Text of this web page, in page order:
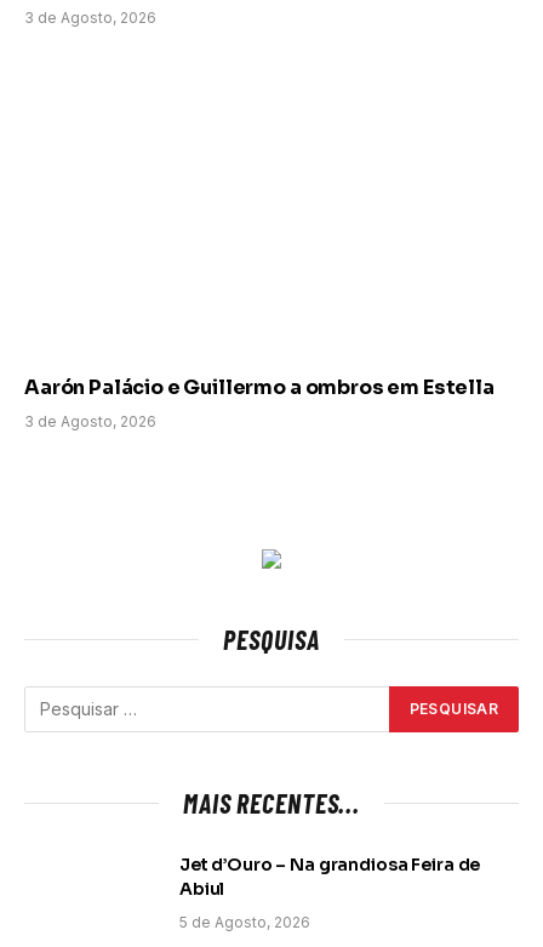
3 de Agosto, 2026
Aarón Palácio e Guillermo a ombros em Estella
3 de Agosto, 2026
PESQUISA
MAIS RECENTES...
Jet d’Ouro – Na grandiosa Feira de
Abiul
5 de Agosto, 2026